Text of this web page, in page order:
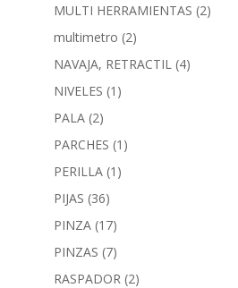
MULTI HERRAMIENTAS (2)
multimetro (2)
NAVAJA, RETRACTIL (4)
NIVELES (1)
PALA (2)
PARCHES (1)
PERILLA (1)
PIJAS (36)
PINZA (17)
PINZAS (7)
RASPADOR (2)